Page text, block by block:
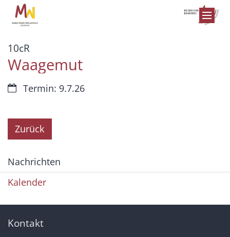
Zum Inhalt springen
10cR
Waagemut
Datum:Termin: 9.7.26
Zurück
Nachrichten
Kalender
Kontakt